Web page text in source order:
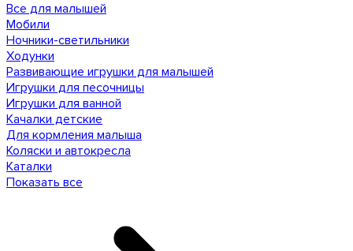
Все для малышей
Мобили
Ночники-светильники
Ходунки
Развивающие игрушки для малышей
Игрушки для песочницы
Игрушки для ванной
Качалки детские
Для кормления малыша
Коляски и автокресла
Каталки
Показать все